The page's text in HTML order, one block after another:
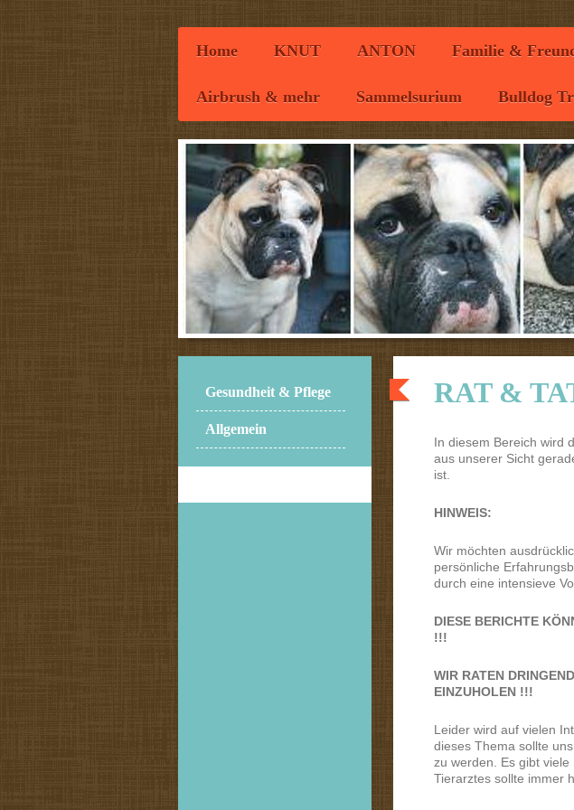
Home KNUT ANTON Familie &
Airbrush & mehr Sammelsurium Bulldog
RAT &
In diesem Bereich wird
aus unserer Sicht
ist.
HINWEIS:
Wir möchten
persönliche
durch eine intensieve
DIESE BERICHTE
!!!
WIR RATEN
EINZUHOLEN !!!
Leider wird auf vielen
dieses Thema sollte
zu werden. Es gibt
Tierarztes sollte immer
Gesundheit & Pflege
Allgemein